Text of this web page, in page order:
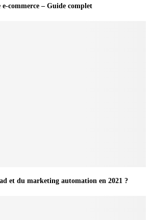
e-commerce – Guide complet
et du marketing automation en 2021 ?